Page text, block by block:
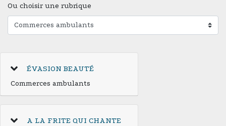
Ou choisir une rubrique
ÉVASION BEAUTÉ
Commerces ambulants
A LA FRITE QUI CHANTE